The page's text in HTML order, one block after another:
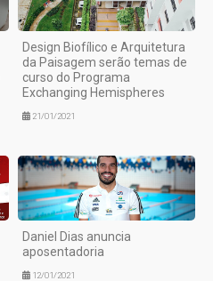
Design Biofílico e Arquitetura
da Paisagem serão temas de
curso do Programa
Exchanging Hemispheres
21/01/2021
Daniel Dias anuncia
aposentadoria
12/01/2021